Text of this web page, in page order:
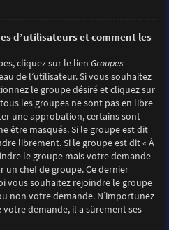
d’utilisateurs et comment les
cliquez sur le lien Groupes
de l’utilisateur. Si vous souhaitez
le groupe désiré et cliquez sur
les groupes ne sont pas en libre
une approbation, certains sont
être masqués. Si le groupe est dit
librement. Si le groupe est dit « À
le groupe mais votre demande
un chef de groupe. Ce dernier
vous souhaitez rejoindre le groupe
non votre demande. N’importunez
votre demande, il a sûrement ses